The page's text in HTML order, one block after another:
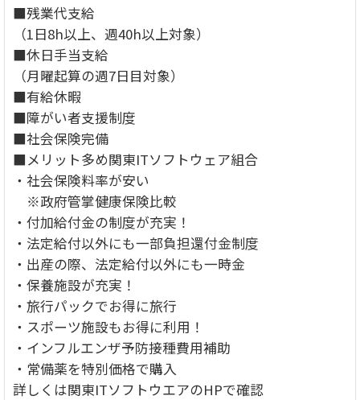
■残業代支給
（1日8h以上、週40h以上対象）
■休日手当支給
（月曜起算の週7日目対象）
■有給休暇
■障がい者支援制度
■社会保険完備
■メリット多め関東ITソフトウェア組合
・社会保険料率が安い
※政府管掌健康保険比較
・付加給付金の制度が充実！
・法定給付以外にも一部負担還付金制度
・出産の際、法定給付以外にも一時金
・保養施設が充実！
・旅行パックでお得に旅行
・スポーツ施設もお得に利用！
・インフルエンザ予防接種費用補助
・常備薬を特別価格で購入
詳しくは関東ITソフトウエアのHPで確認